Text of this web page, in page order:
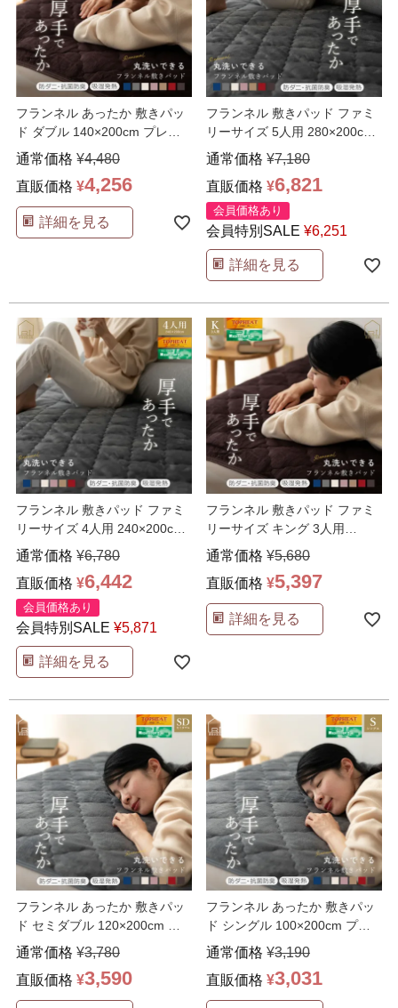
フランネル あったか 敷きパッ
ド ダブル 140×200cm プレミ
アム リニュ…
通常価格 ¥4,480
直販価格 ¥4,256
詳細を見る
フランネル 敷きパッド ファミ
リーサイズ 5人用 280×200cm
プレミアム…
通常価格 ¥7,180
直販価格 ¥6,821
会員価格あり
会員特別SALE ¥6,251
詳細を見る
フランネル 敷きパッド ファミ
リーサイズ 4人用 240×200cm
プレミアム…
通常価格 ¥6,780
直販価格 ¥6,442
会員価格あり
会員特別SALE ¥5,871
詳細を見る
フランネル 敷きパッド ファミ
リーサイズ キング 3人用
200×200cm プ…
通常価格 ¥5,680
直販価格 ¥5,397
詳細を見る
フランネル あったか 敷きパッ
ド セミダブル 120×200cm プ
レミアム リ…
通常価格 ¥3,780
直販価格 ¥3,590
フランネル あったか 敷きパッ
ド シングル 100×200cm プレ
ミアム リニ…
通常価格 ¥3,190
直販価格 ¥3,031